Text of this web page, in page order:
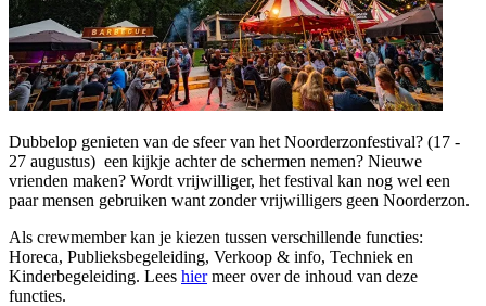
Dubbelop genieten van de sfeer van het Noorderzonfestival? (17 -
27 augustus) een kijkje achter de schermen nemen? Nieuwe
vrienden maken? Wordt vrijwilliger, het festival kan nog wel een
paar mensen gebruiken want zonder vrijwilligers geen Noorderzon.
Als crewmember kan je kiezen tussen verschillende functies:
Horeca, Publieksbegeleiding, Verkoop & info, Techniek en
Kinderbegeleiding. Lees hiermeer over de inhoud van deze
functies.